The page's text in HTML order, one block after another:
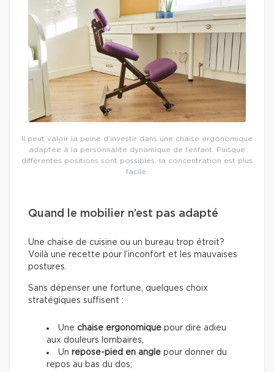
Il peut valoir la peine d’investir dans une chaise ergonomique
adaptée à la personnalité dynamique de l’enfant. Puisque
différentes positions sont possibles, la concentration est plus
facile.
Quand le mobilier n’est pas adapté
Une chaise de cuisine ou un bureau trop étroit?
Voilà une recette pour l’inconfort et les mauvaises
postures.
Sans dépenser une fortune, quelques choix
stratégiques suffisent :
Une chaise ergonomique pour dire adieu
aux douleurs lombaires,
Un repose-pied en angle pour donner du
repos au bas du dos;